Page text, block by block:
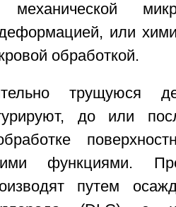
или
обработкой.
трущуюся
до или
функциями.
путем